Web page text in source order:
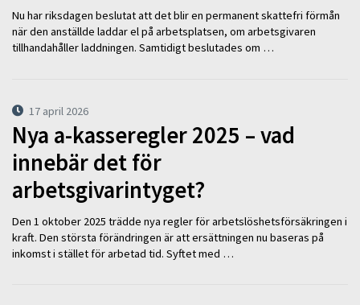
Nu har riksdagen beslutat att det blir en permanent skattefri förmån
när den anställde laddar el på arbetsplatsen, om arbetsgivaren
tillhandahåller laddningen. Samtidigt beslutades om …
17 april 2026
Nya a-kasseregler 2025 – vad
innebär det för
arbetsgivarintyget?
Den 1 oktober 2025 trädde nya regler för arbetslöshetsförsäkringen i
kraft. Den största förändringen är att ersättningen nu baseras på
inkomst i stället för arbetad tid. Syftet med …